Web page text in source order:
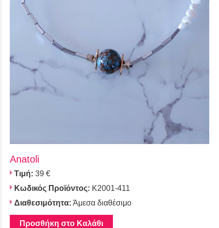
Anatoli
Τιμή: 39 €
Κωδικός Προϊόντος: K2001-411
Διαθεσιμότητα: Άμεσα διαθέσιμο
Προσθήκη στο Καλάθι